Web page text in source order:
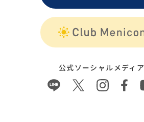
公式ソーシャルメディア